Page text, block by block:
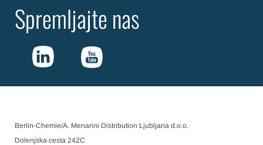
Spremljajte nas
Berlin-Chemie/A. Menarini Distribution Ljubljana d.o.o.
Dolenjska cesta 242C